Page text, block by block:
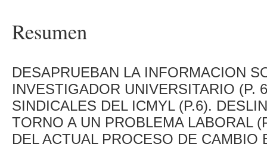
Resumen
DESAPRUEBAN LA INFORMACION
INVESTIGADOR UNIVERSITARIO (P.
SINDICALES DEL ICMYL (P.6).
TORNO A UN PROBLEMA LABORAL
DEL ACTUAL PROCESO DE CAMBIO